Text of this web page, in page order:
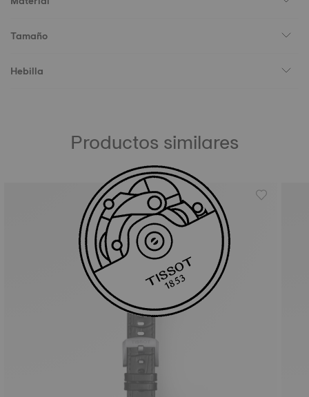
Tamaño
Hebilla
Productos similares